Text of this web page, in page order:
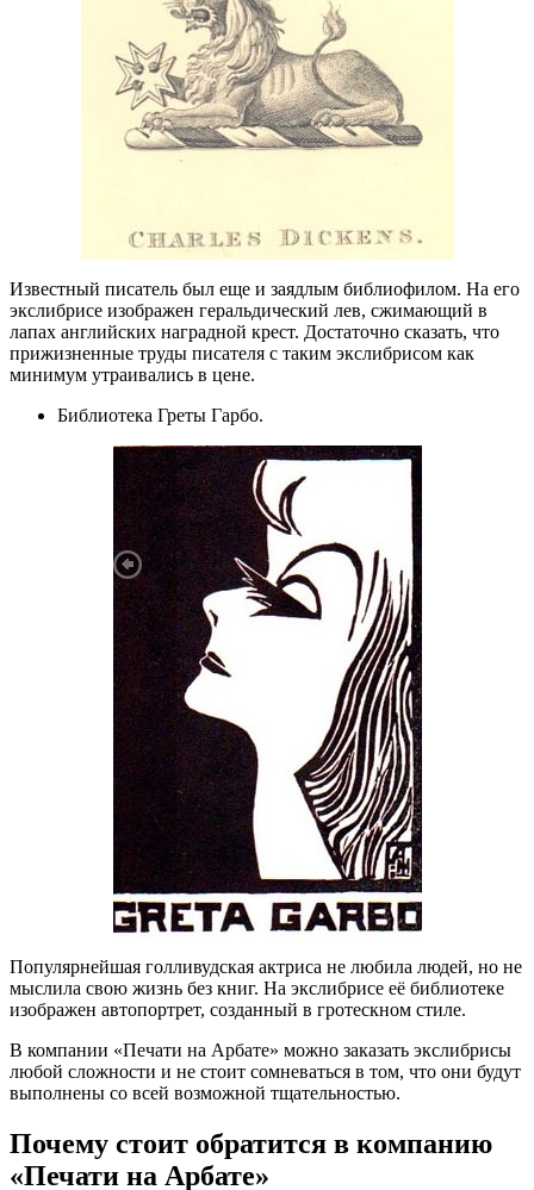
Известный писатель был еще и заядлым библиофилом. На его
экслибрисе изображен геральдический лев, сжимающий в
лапах английских наградной крест. Достаточно сказать, что
прижизненные труды писателя с таким экслибрисом как
минимум утраивались в цене.
Библиотека Греты Гарбо.
Популярнейшая голливудская актриса не любила людей, но не
мыслила свою жизнь без книг. На экслибрисе её библиотеке
изображен автопортрет, созданный в гротескном стиле.
В компании «Печати на Арбате» можно заказать экслибрисы
любой сложности и не стоит сомневаться в том, что они будут
выполнены со всей возможной тщательностью.
Почему стоит обратится в компанию
«Печати на Арбате»